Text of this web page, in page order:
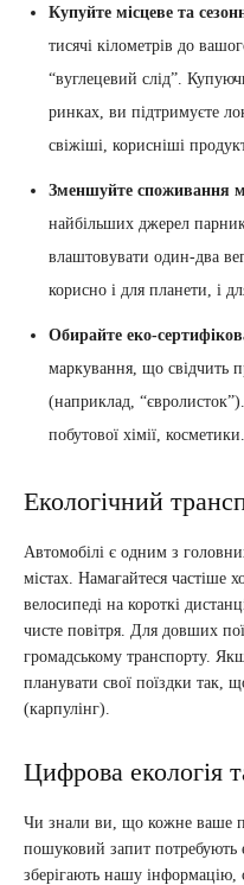
Купуйте місцеве та
тисячі кілометрів до
“вуглецевий слід”.
ринках, ви підтримуєте
свіжіші, корисніші
Зменшуйте споживання
найбільших джерел
влаштовувати один-два
корисно і для планети, і
Обирайте еко-
маркування, що свідчить
(наприклад,
побутової хімії, косметики.
Екологічний
Автомобілі є одним з
містах. Намагайтеся частіше
велосипеді на короткі
чисте повітря. Для довших
громадському транспорту.
планувати свої поїздки так,
(карпулінг).
Цифрова екологія
Чи знали ви, що кожне ваше
пошуковий запит потребують
зберігають нашу інформацію,